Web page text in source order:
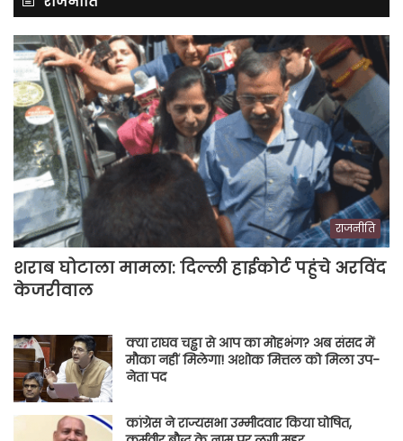
राजनीति
शराब घोटाला मामला: दिल्ली हाईकोर्ट पहुंचे अरविंद
केजरीवाल
क्या राघव चड्ढा से आप का मोहभंग? अब संसद में
मौका नहीं मिलेगा! अशोक मित्तल को मिला उप-
नेता पद
कांग्रेस ने राज्यसभा उम्मीदवार किया घोषित,